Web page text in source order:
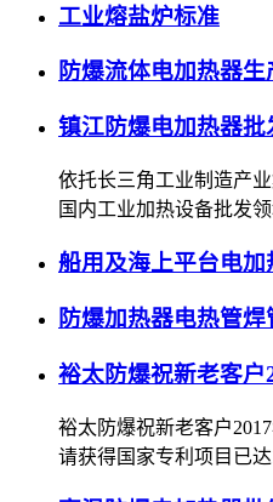
工业熔盐炉标准
防爆流体电加热器生
镇江防爆电加热器批
依托长三角工业制造产
国内工业加热设备批发
船用及海上平台电
防爆加热器电热管焊
裕太防爆祝新老客户
裕太防爆祝新老客户
请获得国家专利项目已